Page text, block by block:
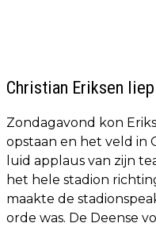
Christian Eriksen
Zondagavond kon
opstaan en het veld in
luid applaus van zijn
het hele stadion
maakte de
orde was. De Deense